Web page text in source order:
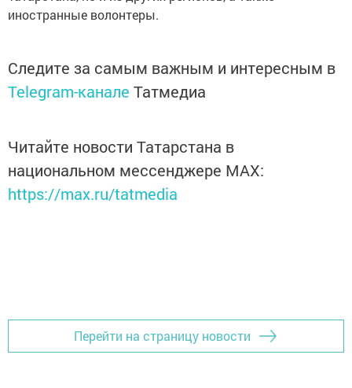
иностранные волонтеры.
Следите за самым важным и интересным в
Telegram-канале Татмедиа
Читайте новости Татарстана в
национальном мессенджере MАХ:
https://max.ru/tatmedia
Перейти на страницу новости